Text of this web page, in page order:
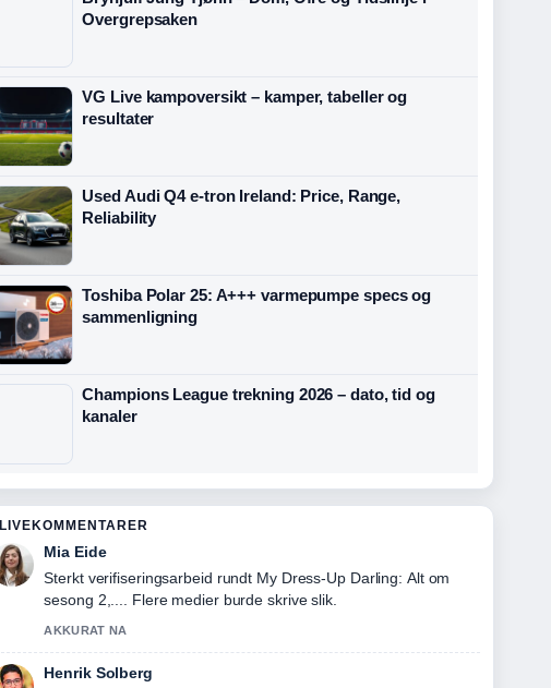
Overgrepsaken
VG Live kampoversikt – kamper, tabeller og
resultater
Used Audi Q4 e-tron Ireland: Price, Range,
Reliability
Toshiba Polar 25: A+++ varmepumpe specs og
sammenligning
Champions League trekning 2026 – dato, tid og
kanaler
LIVEKOMMENTARER
Mia Eide
Sterkt verifiseringsarbeid rundt My Dress-Up Darling: Alt om
sesong 2,.... Flere medier burde skrive slik.
AKKURAT NA
Henrik Solberg